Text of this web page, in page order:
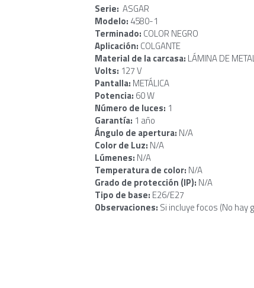
Serie: ASGAR
Modelo: 4580-1
Terminado: COLOR NEGRO
Aplicación: COLGANTE
Material de la carcasa: LÁMINA DE
Volts: 127 V
Pantalla: METÁLICA
Potencia: 60 W
Número de luces: 1
Garantía: 1 año
Ángulo de apertura: N/A
Color de Luz: N/A
Lúmenes: N/A
Temperatura de color: N/A
Grado de protección (IP): N/A
Tipo de base: E26/E27
Observaciones: Si incluye focos (No hay